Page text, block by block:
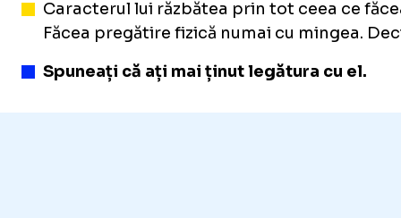
Caracterul lui răzbătea prin tot ceea ce
Făcea pregătire fizică numai cu mingea.
Spuneați că ați mai ținut legătura cu el.